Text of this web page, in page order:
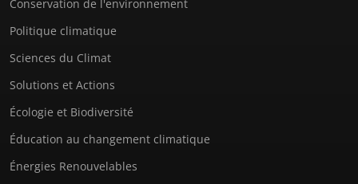
Conservation de l'environnement
Politique climatique
Sciences du Climat
Solutions et Actions
Écologie et Biodiversité
Éducation au changement climatique
Énergies Renouvelables